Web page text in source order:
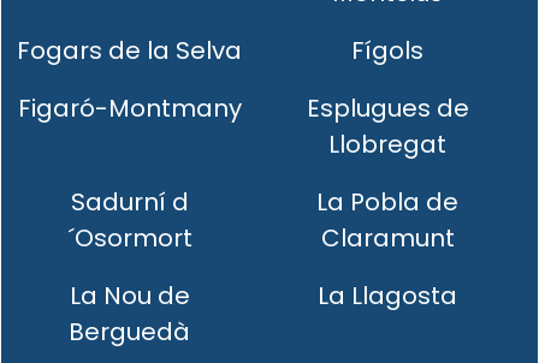
Fogars de la Selva
Fígols
Figaró-Montmany
Esplugues de
Llobregat
Sadurní d
´Osormort
La Pobla de
Claramunt
La Nou de
Berguedà
La Llagosta